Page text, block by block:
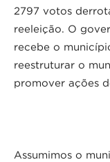
2797 votos
reeleição. O
recebe o
reestruturar o
promover ações
Assumimos o